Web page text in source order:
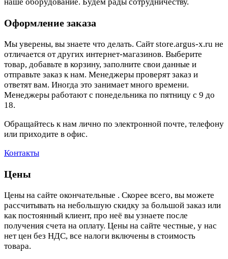
Оформление заказа
Мы уверены, вы знаете что делать. Сайт store.argus-x.ru не
отличается от других интернет-магазинов. Выберите
товар, добавьте в корзину, заполните свои данные и
отправьте заказ к нам. Менеджеры проверят заказ и
ответят вам. Иногда это занимает много времени.
Менеджеры работают с понедельника по пятницу с 9 до
18.
Обращайтесь к нам лично по электронной почте, телефону
или приходите в офис.
Контакты
Цены
Цены на сайте окончательные . Скорее всего, вы можете
рассчитывать на небольшую скидку за большой заказ или
как постоянный клиент, про неё вы узнаете после
получения счета на оплату. Цены на сайте честные, у нас
нет цен без НДС, все налоги включены в стоимость
товара.